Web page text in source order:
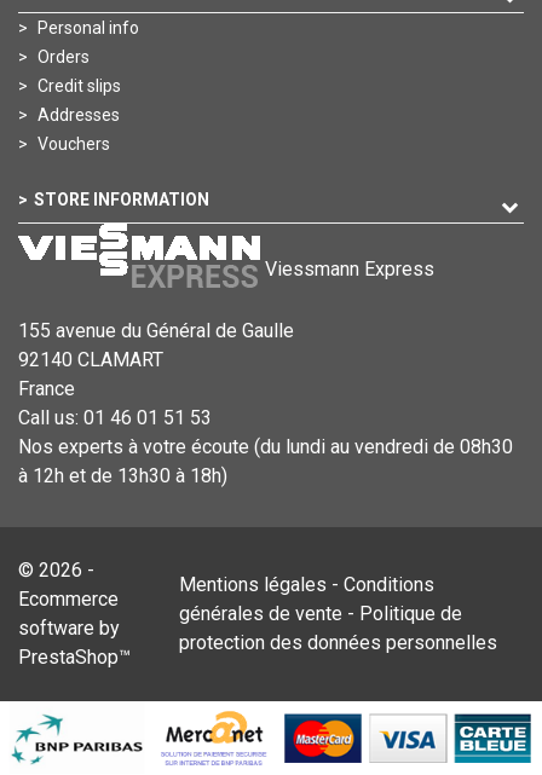
Personal info
Orders
Credit slips
Addresses
Vouchers
STORE INFORMATION
Viessmann Express
155 avenue du Général de Gaulle
92140 CLAMART
France
Call us: 01 46 01 51 53
Nos experts à votre écoute (du lundi au vendredi de 08h30
à 12h et de 13h30 à 18h)
© 2026 -
Ecommerce
software by
PrestaShop™
Mentions légales -Conditions
générales de vente - Politique de
protection des données personnelles